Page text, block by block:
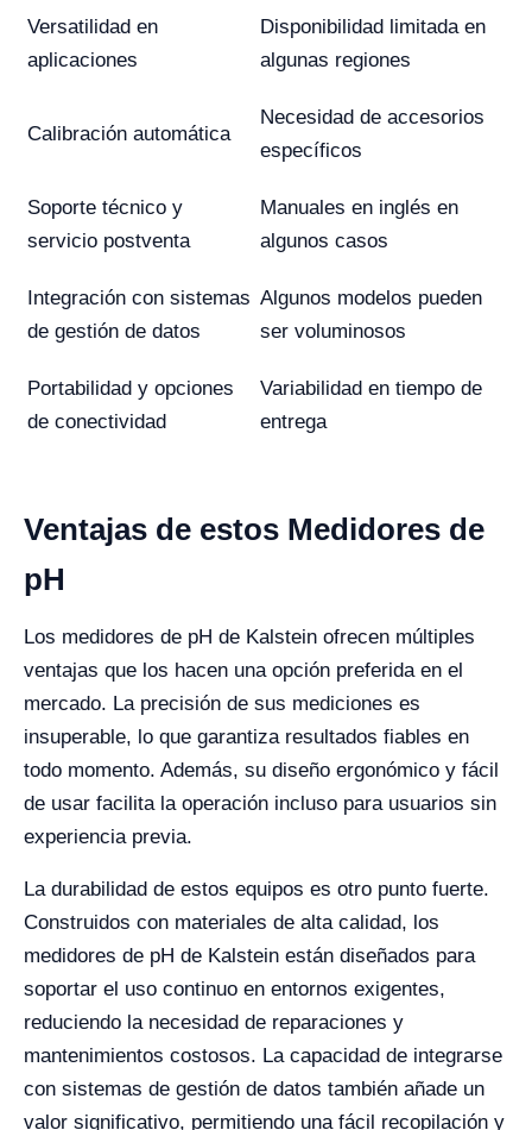
Versatilidad en
aplicaciones
Disponibilidad limitada en
algunas regiones
Calibración automática
Necesidad de accesorios
específicos
Soporte técnico y
servicio postventa
Manuales en inglés en
algunos casos
Integración con sistemas
de gestión de datos
Algunos modelos pueden
ser voluminosos
Portabilidad y opciones
de conectividad
Variabilidad en tiempo de
entrega
Ventajas de estos Medidores de
pH
Los medidores de pH de Kalstein ofrecen múltiples
ventajas que los hacen una opción preferida en el
mercado. La precisión de sus mediciones es
insuperable, lo que garantiza resultados fiables en
todo momento. Además, su diseño ergonómico y fácil
de usar facilita la operación incluso para usuarios sin
experiencia previa.
La durabilidad de estos equipos es otro punto fuerte.
Construidos con materiales de alta calidad, los
medidores de pH de Kalstein están diseñados para
soportar el uso continuo en entornos exigentes,
reduciendo la necesidad de reparaciones y
mantenimientos costosos. La capacidad de integrarse
con sistemas de gestión de datos también añade un
valor significativo, permitiendo una fácil recopilación y